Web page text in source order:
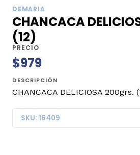
DEMARIA
CHANCACA
(12)
PRECIO
$979
DESCRIPCIÓN
CHANCACA DELICIOSA 200grs.
SKU: 16409